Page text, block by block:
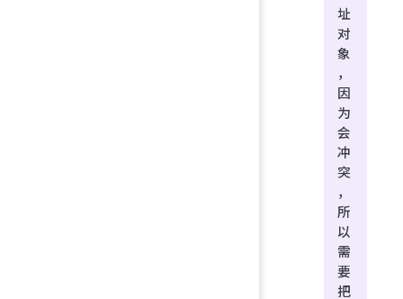
址
对
象
，
因
为
会
冲
突
，
所
以
需
要
把